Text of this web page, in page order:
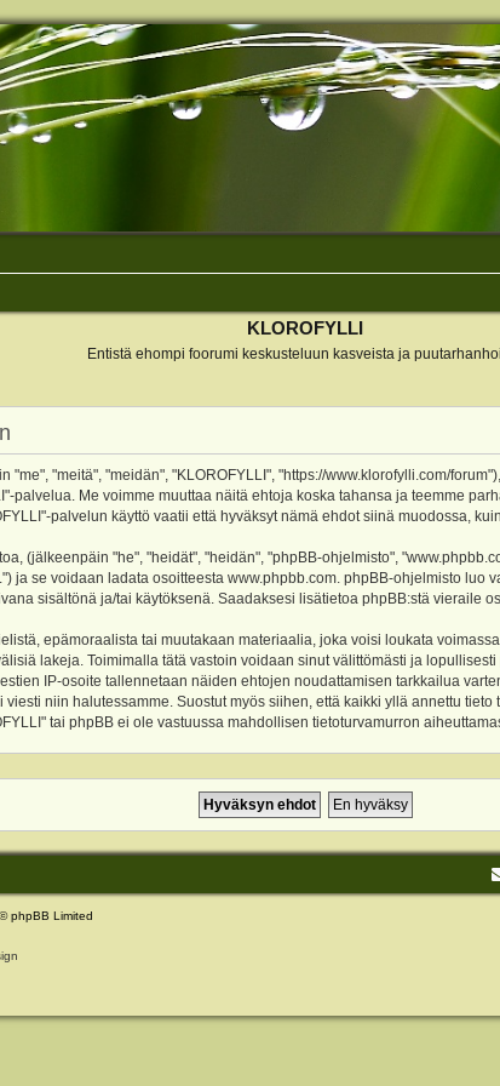
KLOROFYLLI
Entistä ehompi foorumi keskusteluun kasveista ja
"me", "meitä", "meidän", "KLOROFYLLI", "https://www.klorofylli.com/
palvelua. Me voimme muuttaa näitä ehtoja koska tahansa ja teemme
palvelun käyttö vaatii että hyväksyt nämä ehdot siinä muodossa,
(jälkeenpäin "he", "heidät", "heidän", "phpBB-ohjelmisto",
ja se voidaan ladata osoitteesta www.phpbb.com. phpBB-ohjelmisto luo
sisältönä ja/tai käytöksenä. Saadaksesi lisätietoa phpBB:stä vieraile
epämoraalista tai muutakaan materiaalia, joka voisi loukata
lakeja. Toimimalla tätä vastoin voidaan sinut välittömästi ja
IP-osoite tallennetaan näiden ehtojen noudattamisen tarkkailua
niin halutessamme. Suostut myös siihen, että kaikki yllä annettu
tai phpBB ei ole vastuussa mahdollisen tietoturvamurron
phpBB Limited